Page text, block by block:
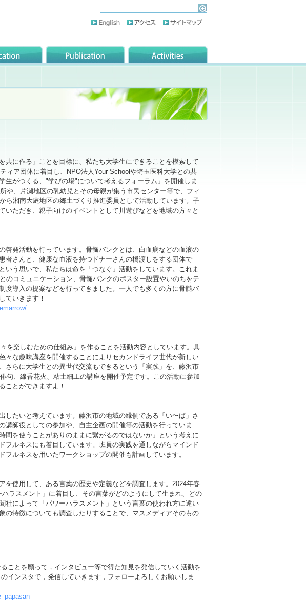
共に作る」ことを目標に、私たち大学生にできることを模索して
ィア団体に着目し、NPO法人Your Schoolや埼玉医科大学との共
生がつくる、"学びの場"について考えるフォーラム」を開催しま
や、片瀬地区の乳幼児とその母親が集う市民センター等で、フィ
ら湘南大庭地区の郷土づくり推進委員として活動しています。子
いただき、親子向けのイベントとして川遊びなどを地域の方々と
啓発活動を行っています。骨髄バンクとは、白血病などの血液の
者さんと、健康な血液を持つドナーさんの橋渡しをする団体で
う思いで、私たちは命を「つなぐ」活動をしています。これま
のコミュニケーション、骨髄バンクのポスター設置やいのちをテ
度導入の提案などを行ってきました。一人でも多くの方に骨髄バ
ていきます！
を楽しむための仕組み」を作ることを活動内容としています。具
々な趣味講座を開催することによりセカンドライフ世代が新しい
さらに大学生との異世代交流もできるという「実践」を、藤沢市
句、線香花火、粘土細工の講座を開催予定です。この活動に参加
ことができますよ！
したいと考えています。藤沢市の地域の縁側である「い〜ば」さ
講師役としての参加や、自主企画の開催等の活動を行っていま
間を使うことがありのままに繋がるのではないか」という考えに
フルネスにも着目しています。班員の実践を通しながらマインド
ルネスを用いたワークショップの開催も計画しています。
を使用して、ある言葉の歴史や定義などを調査します。2024年春
ラスメント」に着目し、その言葉がどのようにして生まれ、どの
社によって「パワーハラスメント」という言葉の使われ方に違い
の特徴についても調査したりすることで、マスメディアそのもの
ことを願って，インタビュー等で得た知見を発信していく活動を
インスタで，発信していきます，フォローよろしくお願いしま